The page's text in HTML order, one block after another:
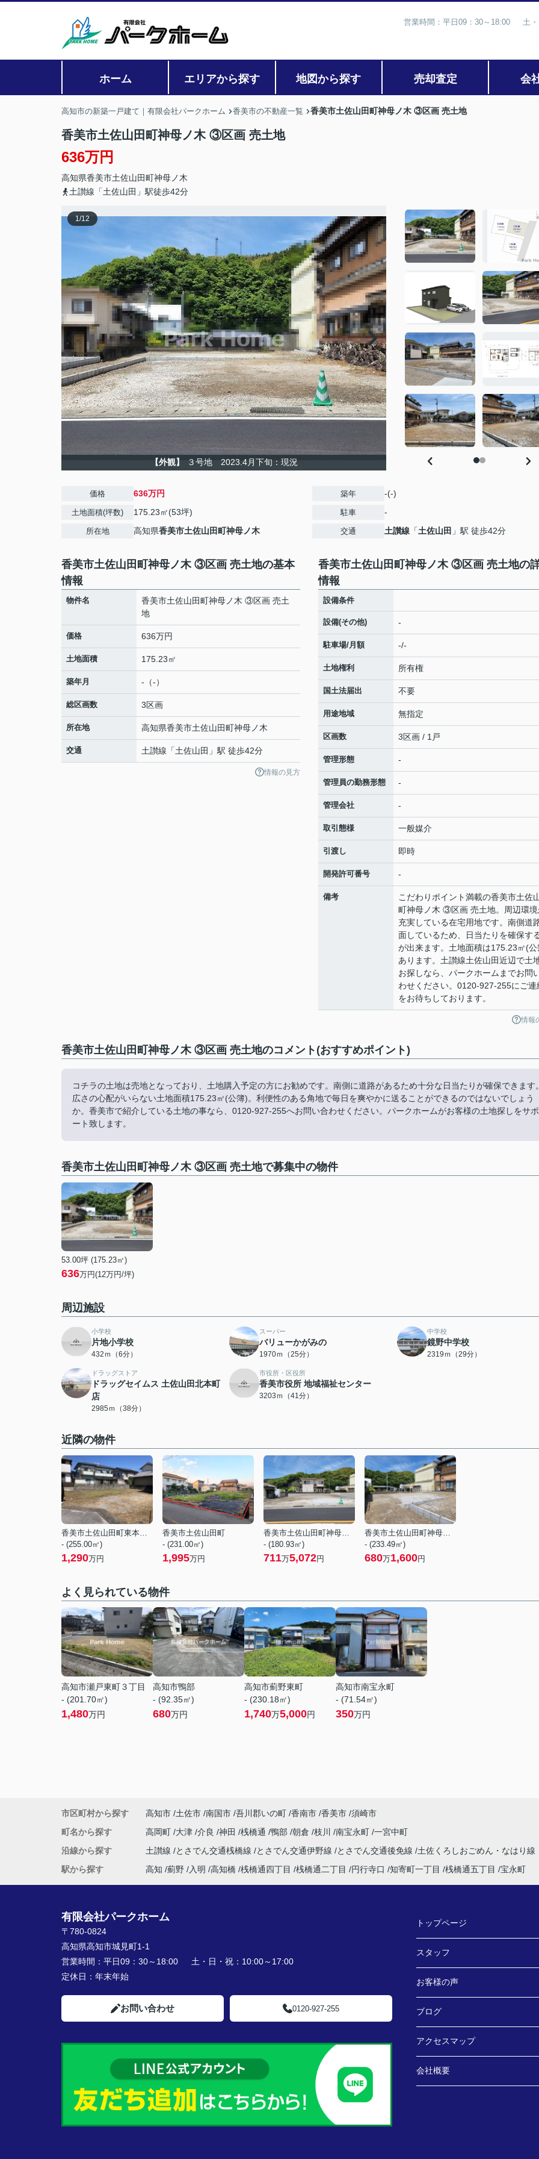
営業時間：平日09：30～18:00 土
ホーム エリアから探す 地図から探す 売却査定 会
高知市の新築一戸建て｜有限会社パークホーム 香美市の不動産一覧 香美市土佐山田町神母ノ木 ③区画 売土地
香美市土佐山田町神母ノ木 ③区画 売土地
636万円
高知県香美市土佐山田町神母ノ木
土讃線「土佐山田」駅徒歩42分
1/12
【外観】 ３号地 2023.4月下旬：現況
価格 636万円
土地面積(坪数) 175.23㎡(53坪)
所在地 高知県香美市土佐山田町神母ノ木
築年 -(-)
駐車 -
交通 土讃線 「土佐山田 」駅 徒歩42分
香美市土佐山田町神母ノ木 ③区画 売土地の基本
情報
物件名
香美市土佐山田町神母ノ木 ③区画 売土
地
価格 636万円
土地面積 175.23㎡
築年月 -（-）
総区画数 3区画
所在地 高知県香美市土佐山田町神母ノ木
交通 土讃線 「土佐山田 」駅 徒歩42分
情報の見方
香美市土佐山田町神母ノ木 ③区画 売土地の
情報
設備条件
設備(その他) -
駐車場/月額 -/-
土地権利 所有権
国土法届出 不要
用途地域 無指定
区画数 3区画 / 1戸
管理形態 -
管理員の勤務形態 -
管理会社 -
取引態様 一般媒介
引渡し 即時
開発許可番号 -
備考
こだわりポイント満載の香美市土佐
町神母ノ木 ③区画 売土地。周辺環
充実している在宅用地です。南側道
面しているため、日当たりを確保す
が出来ます。土地面積は175.23㎡(公
あります。土讃線土佐山田近辺で土
お探しなら、パークホームまでお問
わせください。0120-927-255にご連
をお待ちしております。
情報
香美市土佐山田町神母ノ木 ③区画 売土地のコメント(おすすめポイント)
コチラの土地は売地となっており、土地購入予定の方にお勧めです。南側に道路があるため十分な日当たりが確保できます
広さの心配がいらない土地面積175.23㎡(公簿)。利便性のある角地で毎日を爽やかに送ることができるのではないでしょう
か。香美市で紹介している土地の事なら、0120-927-255へお問い合わせください。パークホームがお客様の土地探しをサポ
ート致します。
香美市土佐山田町神母ノ木 ③区画 売土地で募集中の物件
53.00坪 (175.23㎡)
636万円(12万円/坪)
周辺施設
小学校
片地小学校
432ｍ（6分）
スーパー
バリューかがみの
1970ｍ（25分）
中学校
鏡野中学校
2319ｍ（29分）
ドラッグストア
ドラッグセイムス 土佐山田北本町
店
2985ｍ（38分）
市役所・区役所
香美市役所 地域福祉センター
3203ｍ（41分）
近隣の物件
香美市土佐山田町東本町５丁目
- (255.00㎡)
1,290万円
香美市土佐山田町
- (231.00㎡)
1,995万円
香美市土佐山田町神母ノ木
- (180.93㎡)
711万5,072円
香美市土佐山田町神母ノ木
- (233.49㎡)
680万1,600円
よく見られている物件
高知市瀬戸東町３丁目
- (201.70㎡)
1,480万円
高知市鴨部
- (92.35㎡)
680万円
高知市薊野東町
- (230.18㎡)
1,740万5,000円
高知市南宝永町
- (71.54㎡)
350万円
市区町村から探す 高知市 土佐市 南国市 吾川郡いの町 香南市 香美市 須崎市
町名から探す
高岡町 大津 介良 神田 桟橋通 鴨部 朝倉 枝川 南宝永町 一宮中町
沿線から探す
土讃線 とさでん交通桟橋線 とさでん交通伊野線 とさでん交通後免線
土佐くろしおごめん・なはり線
駅から探す
高知 薊野 入明 高知橋 桟橋通四丁目 桟橋通二丁目 円行寺口 知寄町一丁目 桟橋通五丁目 宝永町
有限会社パークホーム
〒780-0824
高知県高知市城見町1-1
営業時間： 平日09：30～18:00 土・日・祝：10:00～17:00
定休日： 年末年始
お問い合わせ 0120-927-255
トップページ
スタッフ
お客様の声
ブログ
アクセスマップ
会社概要